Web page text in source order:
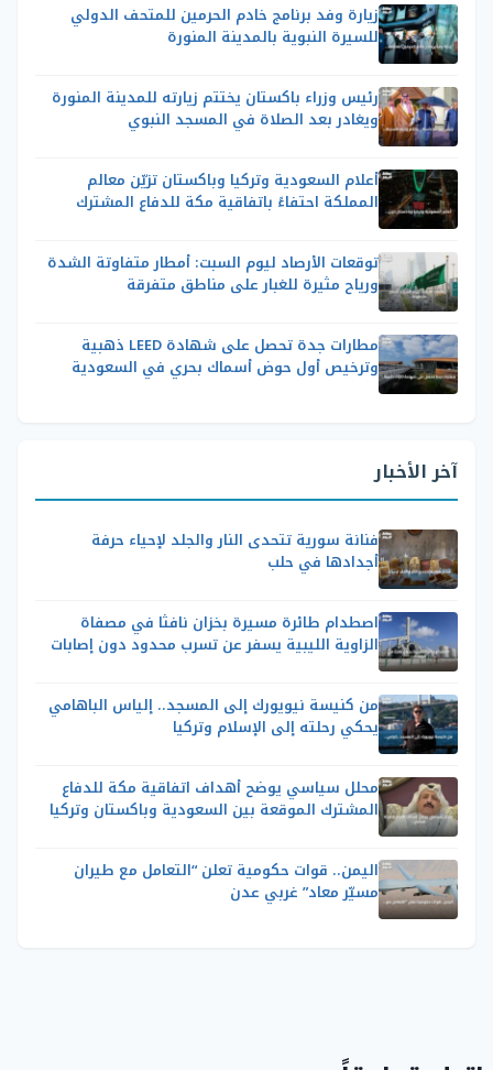
زيارة وفد برنامج خادم الحرمين للمتحف الدولي
للسيرة النبوية بالمدينة المنورة
رئيس وزراء باكستان يختتم زيارته للمدينة المنورة
ويغادر بعد الصلاة في المسجد النبوي
أعلام السعودية وتركيا وباكستان تزيّن معالم
المملكة احتفاءً باتفاقية مكة للدفاع المشترك
توقعات الأرصاد ليوم السبت: أمطار متفاوتة الشدة
ورياح مثيرة للغبار على مناطق متفرقة
مطارات جدة تحصل على شهادة LEED ذهبية
وترخيص أول حوض أسماك بحري في السعودية
آخر الأخبار
فنانة سورية تتحدى النار والجلد لإحياء حرفة
أجدادها في حلب
اصطدام طائرة مسيرة بخزان نافثا في مصفاة
الزاوية الليبية يسفر عن تسرب محدود دون إصابات
من كنيسة نيويورك إلى المسجد.. إلياس الباهامي
يحكي رحلته إلى الإسلام وتركيا
محلل سياسي يوضح أهداف اتفاقية مكة للدفاع
المشترك الموقعة بين السعودية وباكستان وتركيا
اليمن.. قوات حكومية تعلن “التعامل مع طيران
مسيّر معاد” غربي عدن